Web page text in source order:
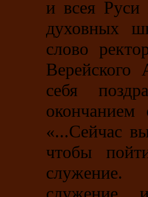
и всея Руси
духовных
слово
себя
окончанием
«...Сейчас
чтобы
служение.